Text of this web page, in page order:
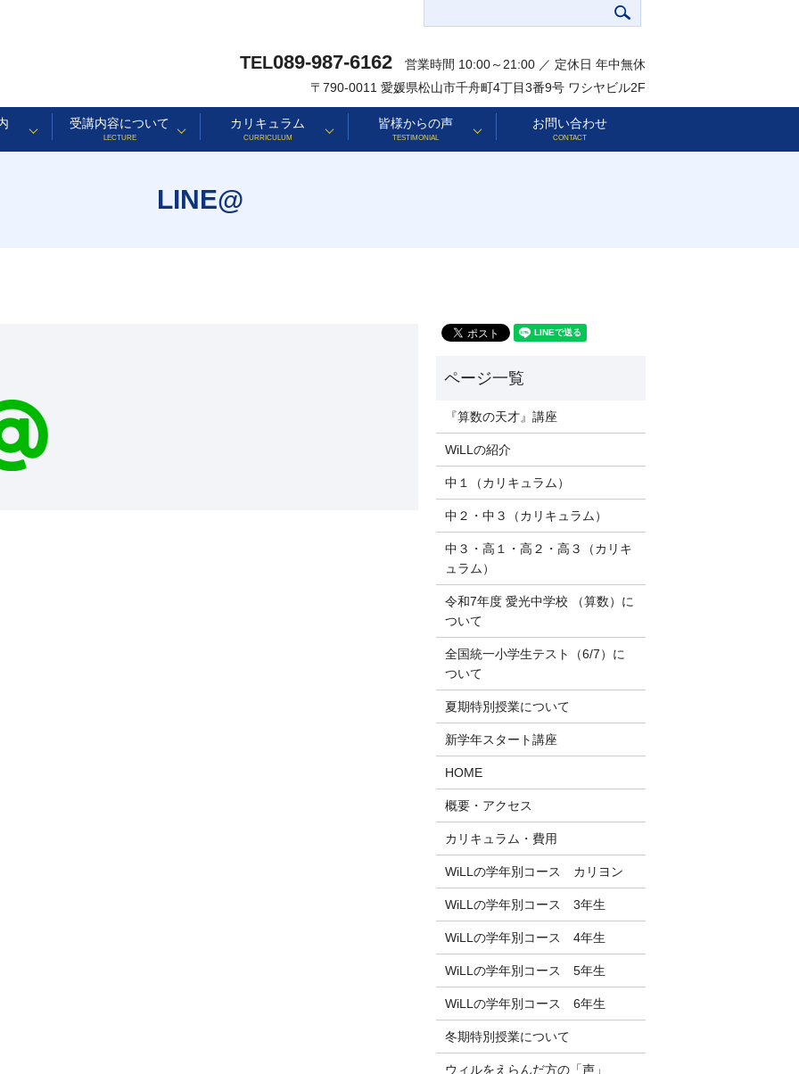
TEL089-987-6162
営業時間 10:00～21:00 ／ 定休日 年中無休
〒790-0011 愛媛県松山市千舟町4丁目3番9号 ワシヤビル2F
受講内容について
LECTURE
カリキュラム
CURRICULUM
皆様からの声
TESTIMONIAL
お問い合わせ
CONTACT
LINE@
『算数の天才』講座
WiLLの紹介
中１（カリキュラム）
中２・中３（カリキュラム）
中３・高１・高２・高３（カリキ
ュラム）
令和7年度 愛光中学校 （算数）に
ついて
全国統一小学生テスト（6/7）に
ついて
夏期特別授業について
新学年スタート講座
HOME
概要・アクセス
カリキュラム・費用
WiLLの学年別コース カリヨン
WiLLの学年別コース 3年生
WiLLの学年別コース 4年生
WiLLの学年別コース 5年生
WiLLの学年別コース 6年生
冬期特別授業について
ウィルをえらんだ方の「声」